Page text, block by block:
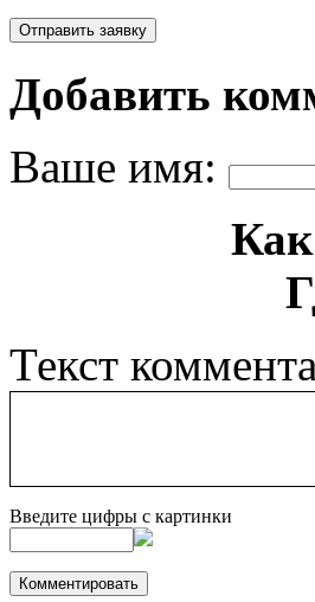
Добавить
Ваше имя:
Текст
Введите цифры с картинки